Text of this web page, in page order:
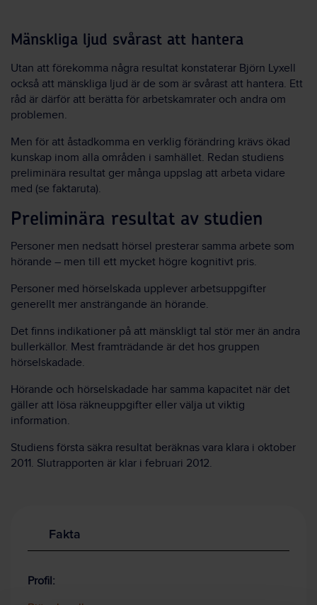
Mänskliga ljud svårast att hantera
Utan att förekomma några resultat konstaterar Björn Lyxell
också att mänskliga ljud är de som är svårast att hantera. Ett
råd är därför att berätta för arbetskamrater och andra om
problemen.
Men för att åstadkomma en verklig förändring krävs ökad
kunskap inom alla områden i samhället. Redan studiens
preliminära resultat ger många uppslag att arbeta vidare
med (se faktaruta).
Preliminära resultat av studien
Personer men nedsatt hörsel presterar samma arbete som
hörande – men till ett mycket högre kognitivt pris.
Personer med hörselskada upplever arbetsuppgifter
generellt mer ansträngande än hörande.
Det finns indikationer på att mänskligt tal stör mer än andra
bullerkällor. Mest framträdande är det hos gruppen
hörselskadade.
Hörande och hörselskadade har samma kapacitet när det
gäller att lösa räkneuppgifter eller välja ut viktig
information.
Studiens första säkra resultat beräknas vara klara i oktober
2011. Slutrapporten är klar i februari 2012.
Fakta
Profil: